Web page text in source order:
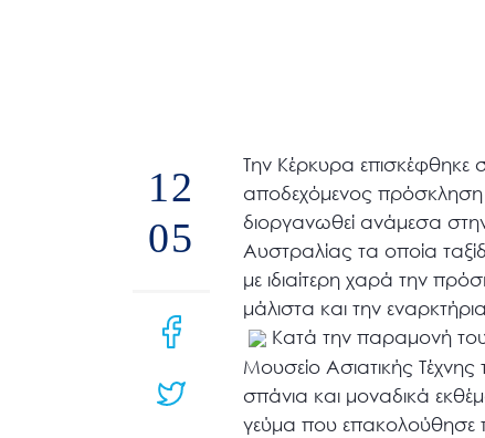
12
05
Την Κέρκυρα επισκέφθηκε
αποδεχόμενος πρόσκληση
διοργανωθεί ανάμεσα
Αυστραλίας τα οποία
με ιδιαίτερη χαρά την
μάλιστα και την
Κατά την παραμονή
Μουσείο Ασιατικής
σπάνια και μοναδικά
γεύμα που επακολούθησε